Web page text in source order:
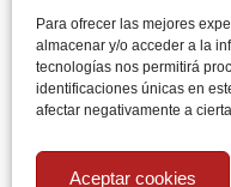
Para ofrecer las mejores
almacenar y/o acceder a la
tecnologías nos permitirá
identificaciones únicas en
afectar negativamente a
Aceptar cookies